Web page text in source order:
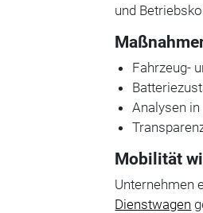
und
Fahrzeug-
Analysen
Mobilität
Unternehmen
Dienstwagen